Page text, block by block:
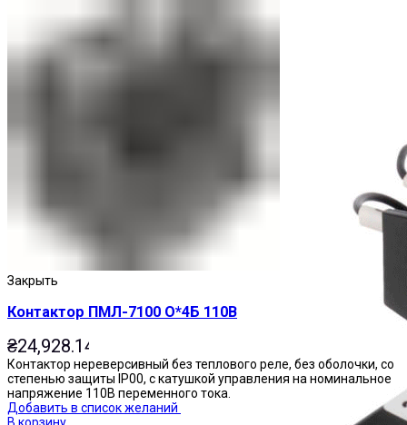
Пускатели
Закрыть
Контактор ПМЛ-7100 О*4Б 110В
₴24,928.14
Контактор нереверсивный без теплового реле, без оболочки, со
степенью защиты IP00, с катушкой управления на номинальное
напряжение 110В переменного тока.
Добавить в список желаний